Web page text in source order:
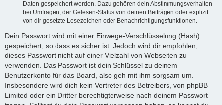
Daten gespeichert werden. Dazu gehören dein Abstimmungsverhalten
bei Umfragen, der Gelesen-Status von deinen Beiträgen oder explizit
von dir gesetzte Lesezeichen oder Benachrichtigungsfunktionen.
Dein Passwort wird mit einer Einwege-Verschlüsselung (Hash)
gespeichert, so dass es sicher ist. Jedoch wird dir empfohlen,
dieses Passwort nicht auf einer Vielzahl von Webseiten zu
verwenden. Das Passwort ist dein Schlüssel zu deinem
Benutzerkonto für das Board, also geh mit ihm sorgsam um.
Insbesondere wird dich kein Vertreter des Betreibers, von phpBB
Limited oder ein Dritter berechtigterweise nach deinem Passwort